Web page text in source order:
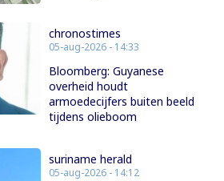
chronostimes
05-aug-2026 - 14:33
Bloomberg: Guyanese
overheid houdt
armoedecijfers buiten beeld
tijdens olieboom
suriname herald
05-aug-2026 - 14:12